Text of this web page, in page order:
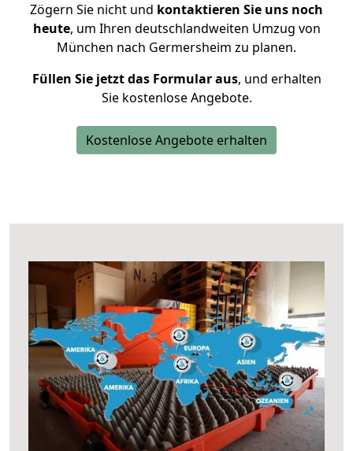
Zögern Sie nicht und kontaktieren Sie uns noch
heute, um Ihren deutschlandweiten Umzug von
München nach Germersheim zu planen.
Füllen Sie jetzt das Formular aus, und erhalten
Sie kostenlose Angebote.
Kostenlose Angebote erhalten